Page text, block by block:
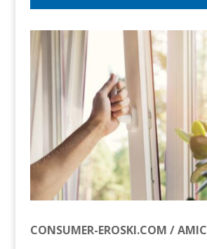
CONSUMER-EROSKI.COM / AMIC